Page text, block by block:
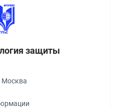
защиты
Москва